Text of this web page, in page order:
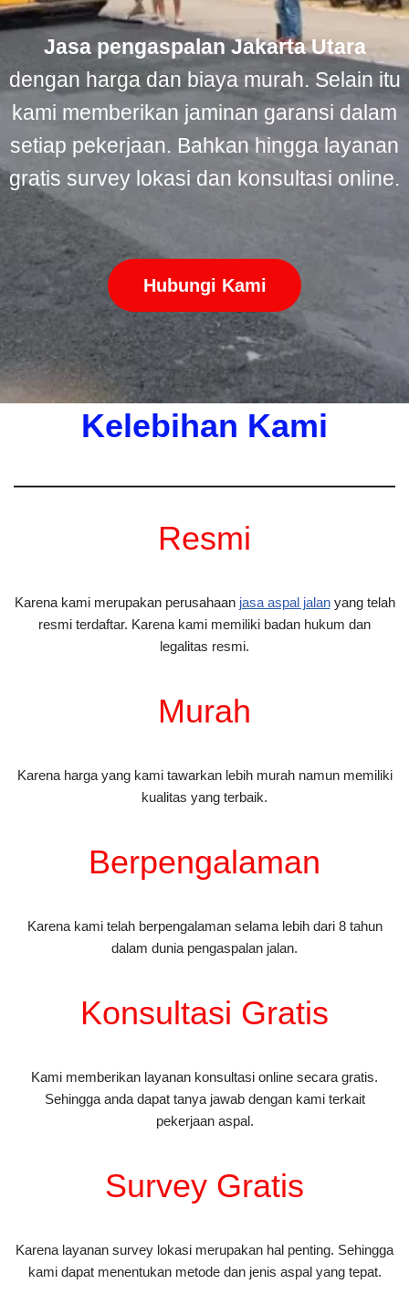
Jasa pengaspalan Jakarta Utara
dengan harga dan biaya murah. Selain itu
kami memberikan jaminan garansi dalam
setiap pekerjaan. Bahkan hingga layanan
gratis survey lokasi dan konsultasi online.
Hubungi Kami
Kelebihan Kami
Resmi
Karena kami merupakan perusahaan jasa aspal jalanyang telah
resmi terdaftar. Karena kami memiliki badan hukum dan
legalitas resmi.
Murah
Karena harga yang kami tawarkan lebih murah namun memiliki
kualitas yang terbaik.
Berpengalaman
Karena kami telah berpengalaman selama lebih dari 8 tahun
dalam dunia pengaspalan jalan.
Konsultasi Gratis
Kami memberikan layanan konsultasi online secara gratis.
Sehingga anda dapat tanya jawab dengan kami terkait
pekerjaan aspal.
Survey Gratis
Karena layanan survey lokasi merupakan hal penting. Sehingga
kami dapat menentukan metode dan jenis aspal yang tepat.